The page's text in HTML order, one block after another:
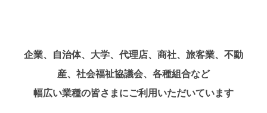
企業、自治体、大学、代理店、商社、旅客業、不動
産、社会福祉協議会、各種組合など
幅広い業種の皆さまにご利用いただいています